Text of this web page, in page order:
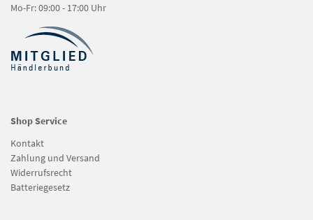
Mo-Fr: 09:00 - 17:00 Uhr
Shop Service
Kontakt
Zahlung und Versand
Widerrufsrecht
Batteriegesetz